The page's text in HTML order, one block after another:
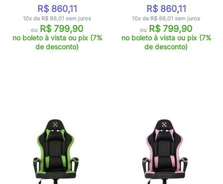
R$ 860,11
10x de R$ 86,01 sem juros
ou R$ 799,90
no boleto à vista ou pix (7%
de desconto)
R$ 860,11
10x de R$ 86,01 sem juros
ou R$ 799,90
no boleto à vista ou pix (7%
de desconto)